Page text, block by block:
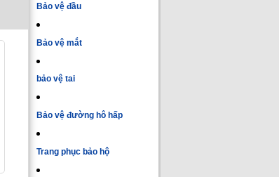
Bảo vệ đầu
Bảo vệ mắt
bảo vệ tai
Bảo vệ đường hô hấp
Trang phục bảo hộ